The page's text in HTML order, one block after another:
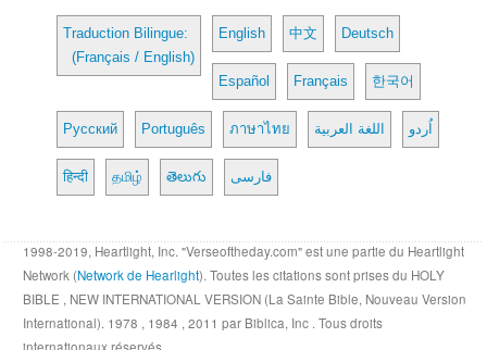
Traduction Bilingue:
(Français / English)
English 中文 Deutsch
Español Français 한국어
Русский Português ภาษาไทย اللغة العربية اُردو
हिन्दी தமிழ் తెలుగు فارسی
1998-2019, Heartlight, Inc. "Verseoftheday.com" est une partie du Heartlight
Network (Network de Hearlight). Toutes les citations sont prises du HOLY
BIBLE , NEW INTERNATIONAL VERSION (La Sainte Bible, Nouveau Version
International). 1978 , 1984 , 2011 par Biblica, Inc . Tous droits